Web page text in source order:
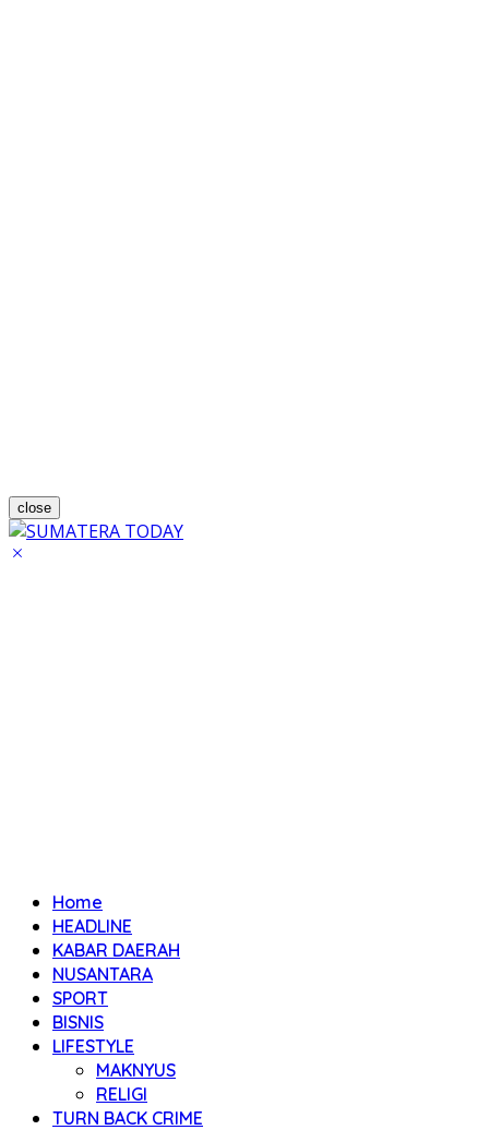
close
Home
HEADLINE
KABAR DAERAH
NUSANTARA
SPORT
BISNIS
LIFESTYLE
MAKNYUS
RELIGI
TURN BACK CRIME